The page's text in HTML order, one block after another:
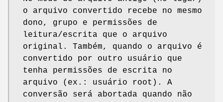
o arquivo convertido recebe no mesmo
dono, grupo e permissões de
leitura/escrita que o arquivo
original. Também, quando o arquivo é
convertido por outro usuário que
tenha permissões de escrita no
arquivo (ex.: usuário root). A
conversão será abortada quando não